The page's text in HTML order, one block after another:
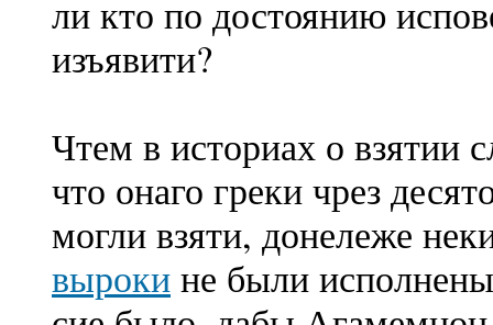
ли кто по достоянию
изъявити?
Чтем в историах о взятии
что онаго греки чрез
могли взяти, донележе
вырокине были